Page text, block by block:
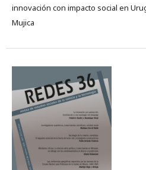
innovación con impacto social en
Mujica